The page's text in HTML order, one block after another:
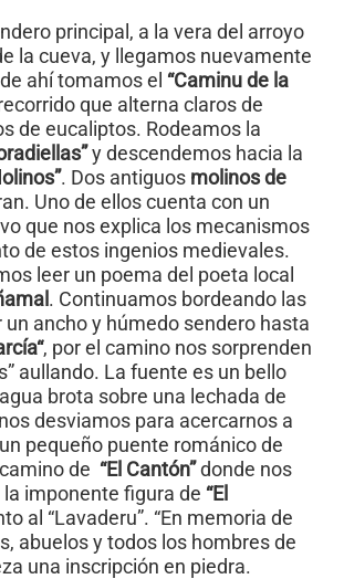
principal, a la vera del arroyo
la cueva, y llegamos nuevamente
ahí tomamos el “Caminu de la
que alterna claros de
de eucaliptos. Rodeamos la
y descendemos hacia la
. Dos antiguos molinos de
Uno de ellos cuenta con un
que nos explica los mecanismos
de estos ingenios medievales.
leer un poema del poeta local
. Continuamos bordeando las
un ancho y húmedo sendero hasta
, por el camino nos sorprenden
aullando. La fuente es un bello
brota sobre una lechada de
desviamos para acercarnos a
pequeño puente románico de
de “El Cantón”donde nos
imponente figura de “El
al “Lavaderu”. “En memoria de
abuelos y todos los hombres de
una inscripción en piedra.